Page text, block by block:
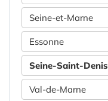
Seine-et-Marne
Essonne
Seine-Saint-Denis
Val-de-Marne